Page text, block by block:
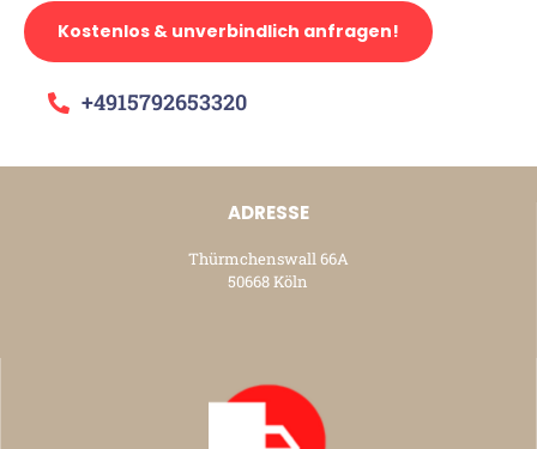
Kostenlos & unverbindlich anfragen!
+4915792653320
ADRESSE
Thürmchenswall 66A
50668 Köln